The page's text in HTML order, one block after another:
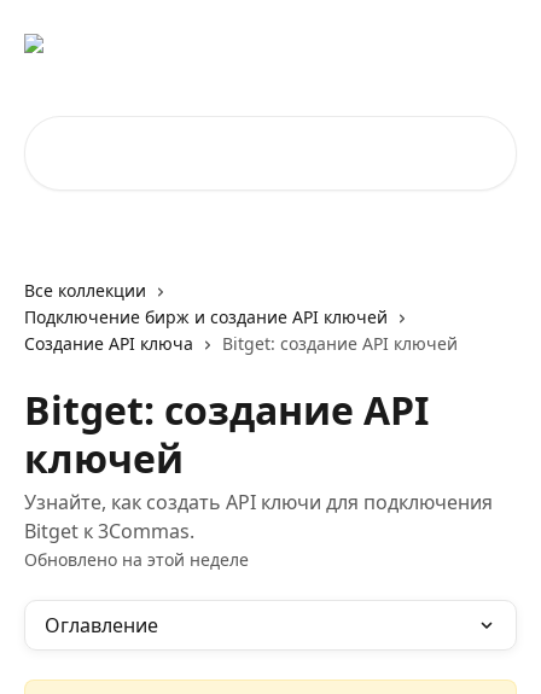
Все коллекции
Подключение бирж и создание API ключей
Создание API ключа
Bitget: создание API ключей
Bitget: создание API
ключей
Узнайте, как создать API ключи для подключения
Bitget к 3Commas.
Обновлено на этой неделе
Оглавление